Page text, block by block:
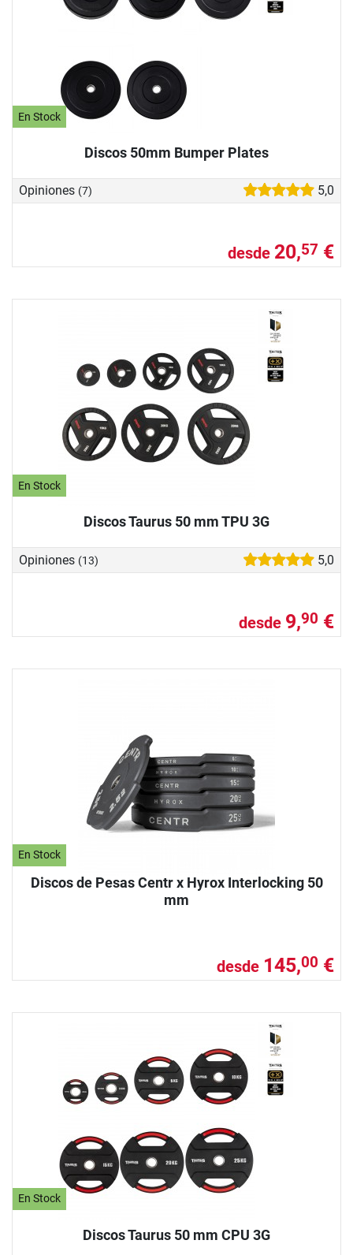
En Stock
Discos 50mm Bumper Plates
Opiniones (7) 5,0
desde 20,57 €
En Stock
Discos Taurus 50 mm TPU 3G
Opiniones (13) 5,0
desde 9,90 €
En Stock
Discos de Pesas Centr x Hyrox Interlocking 50
mm
desde 145,00 €
En Stock
Discos Taurus 50 mm CPU 3G